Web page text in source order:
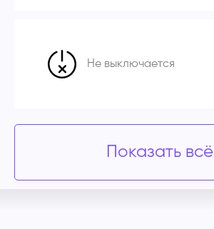
Не выключается
Показать всё